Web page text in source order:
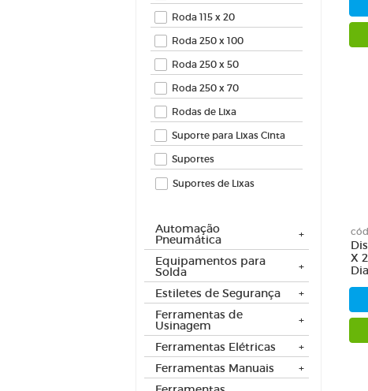
Roda 115 x 20
Roda 250 x 100
Roda 250 x 50
Roda 250 x 70
Rodas de Lixa
Suporte para Lixas Cinta
Suportes
Suportes de Lixas
Automação
Pneumática
Equipamentos para
Solda
Estiletes de Segurança
Ferramentas de
Usinagem
Ferramentas Elétricas
Ferramentas Manuais
X